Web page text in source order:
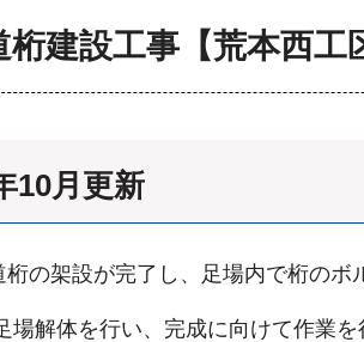
建設工事【荒本西工
10月更新
桁の架設が完了し、足場内で桁のボ
場解体を行い、完成に向けて作業を